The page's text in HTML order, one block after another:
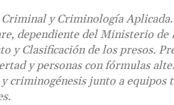
y Criminología Aplicada.
dependiente del Ministerio
y Clasificación de los presos.
y personas con fórmulas
criminogénesis junto a equipos